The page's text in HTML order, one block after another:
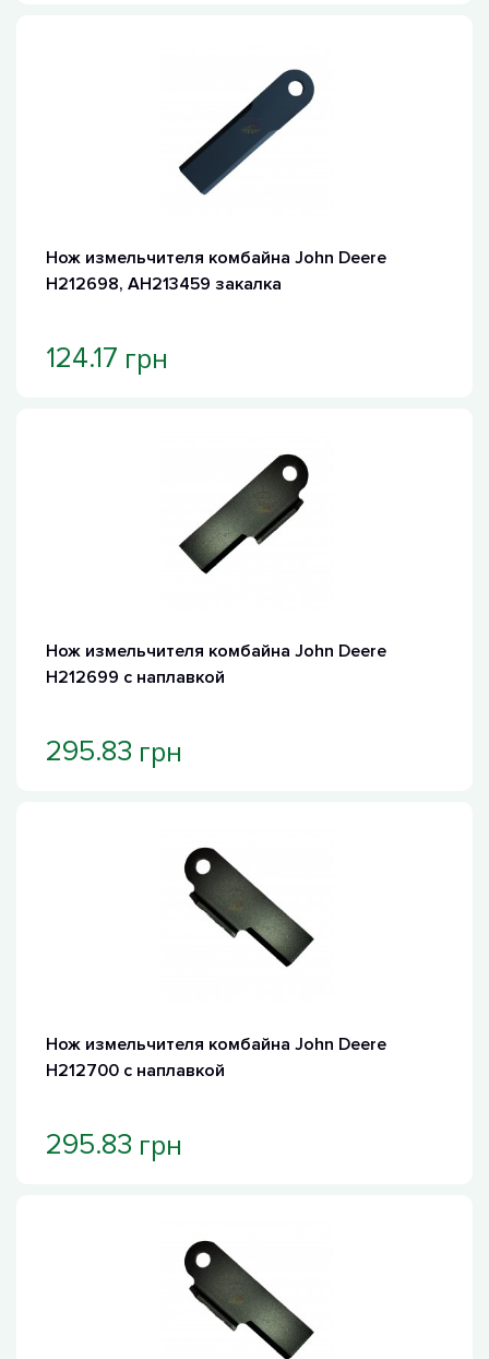
Нож измельчителя комбайна John Deere
H212698, AH213459 закалка
124.17 грн
Нож измельчителя комбайна John Deere
H212699 с наплавкой
295.83 грн
Нож измельчителя комбайна John Deere
H212700 с наплавкой
295.83 грн